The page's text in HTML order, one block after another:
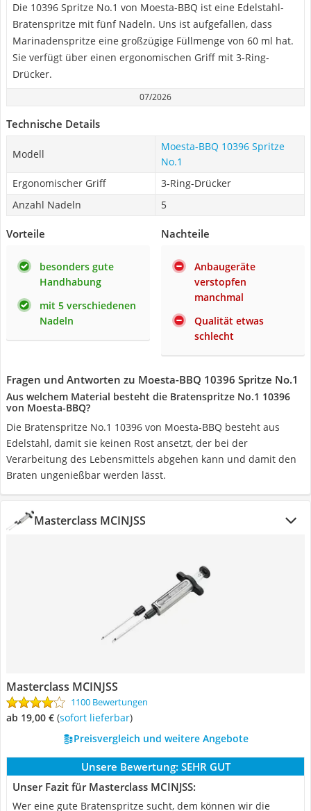
Die 10396 Spritze No.1 von Moesta-BBQ ist eine Edelstahl-
Bratenspritze mit fünf Nadeln. Uns ist aufgefallen, dass
Marinadenspritze eine großzügige Füllmenge von 60 ml hat.
Sie verfügt über einen ergonomischen Griff mit 3-Ring-
Drücker.
07/2026
Technische Details
Modell
Moesta-BBQ 10396 Spritze
No.1
Ergonomischer Griff
3-Ring-Drücker
Anzahl Nadeln
5
Vorteile
besonders gute
Handhabung
mit 5 verschiedenen
Nadeln
Nachteile
Anbaugeräte
verstopfen
manchmal
Qualität etwas
schlecht
Fragen und Antworten zu Moesta-BBQ 10396 Spritze No.1
Aus welchem Material besteht die Bratenspritze No.1 10396
von Moesta-BBQ?
Die Bratenspritze No.1 10396 von Moesta-BBQ besteht aus
Edelstahl, damit sie keinen Rost ansetzt, der bei der
Verarbeitung des Lebensmittels abgehen kann und damit den
Braten ungenießbar werden lässt.
Masterclass MCINJSS
Masterclass MCINJSS
1100 Bewertungen
ab 19,00 € ( Sofort lieferbar)
Preisvergleich und weitere Angebote
Unsere Bewertung: SEHR GUT
Unser Fazit für Masterclass MCINJSS:
Wer eine gute Bratenspritze sucht, dem können wir die